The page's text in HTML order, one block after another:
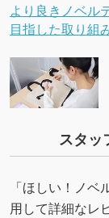
より良きノベル
目指した取り組
スタッ
「ほしい！ノ
用して詳細なレ